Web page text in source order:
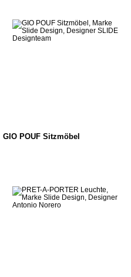
GIO POUF Sitzmöbel